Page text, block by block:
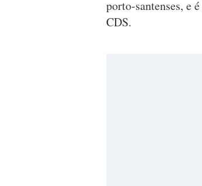
porto-santenses, e
CDS.